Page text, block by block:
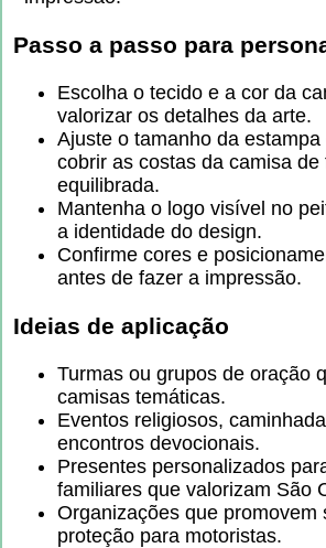
Passo a passo para
Escolha o tecido e a cor da
valorizar os detalhes da arte.
Ajuste o tamanho da
cobrir as costas da camisa de
equilibrada.
Mantenha o logo visível no
a identidade do design.
Confirme cores e
antes de fazer a impressão.
Ideias de aplicação
Turmas ou grupos de oração
camisas temáticas.
Eventos religiosos,
encontros devocionais.
Presentes personalizados
familiares que valorizam São
Organizações que promovem
proteção para motoristas.